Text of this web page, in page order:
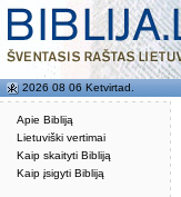
Apie Bibliją
Lietuviški vertimai
Kaip skaityti Bibliją
Kaip įsigyti Bibliją
2026 08 06 Ketvirtad.